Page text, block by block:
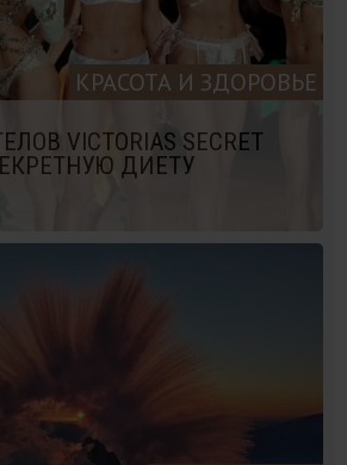
КРАСОТА И ЗДОРОВЬЕ
VICTORIAS SECRET
ДИЕТУ